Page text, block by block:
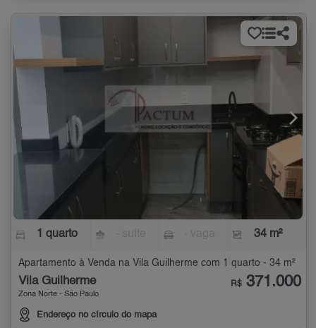
1 quarto 34 m²
Apartamento à Venda na Vila Guilherme com 1 quarto - 34 m²
Vila Guilherme
Zona Norte - São Paulo
Endereço no círculo do mapa
R$ 371.000